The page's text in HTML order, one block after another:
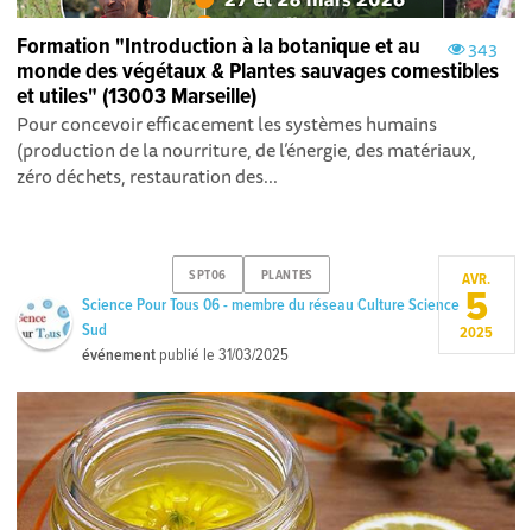
343
Formation "Introduction à la botanique et au
monde des végétaux & Plantes sauvages comestibles
et utiles" (13003 Marseille)
Pour concevoir efficacement les systèmes humains
(production de la nourriture, de l’énergie, des matériaux,
zéro déchets, restauration des...
SPT06 PLANTES
Science Pour Tous 06 - membre du réseau Culture Science
Sud
événement publié le31/03/2025
AVR.
5
2025